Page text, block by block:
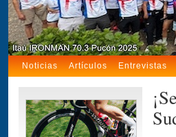
Noticias Artículos Entrevistas